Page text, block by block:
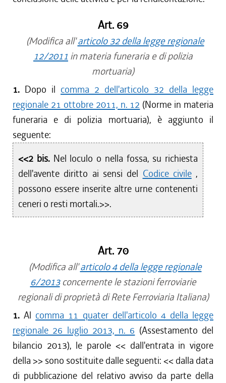
Art. 69
(Modifica all'articolo 32 della legge regionale
12/2011 in materia funeraria e di polizia
mortuaria)
1. Dopo il comma 2 dell'articolo 32 della legge
regionale 21 ottobre 2011, n. 12 (Norme in materia
funeraria e di polizia mortuaria), è aggiunto il
seguente:
<<2 bis. Nel loculo o nella fossa, su richiesta
dell'avente diritto ai sensi del Codice civile,
possono essere inserite altre urne contenenti
ceneri o resti mortali.>>.
Art. 70
(Modifica all'articolo 4 della legge regionale
6/2013concernente le stazioni ferroviarie
regionali di proprietà di Rete Ferroviaria Italiana)
1.Al comma 11 quater dell'articolo 4 della legge
regionale 26 luglio 2013, n. 6 (Assestamento del
bilancio 2013), le parole << dall'entrata in vigore
della >> sono sostituite dalle seguenti: << dalla data
di pubblicazione del relativo avviso da parte della